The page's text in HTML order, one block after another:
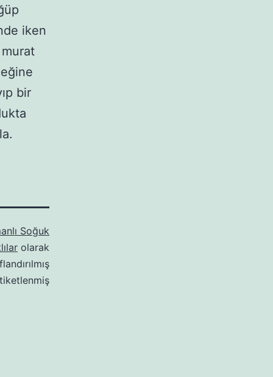
iken
bir
Soğuk
olarak